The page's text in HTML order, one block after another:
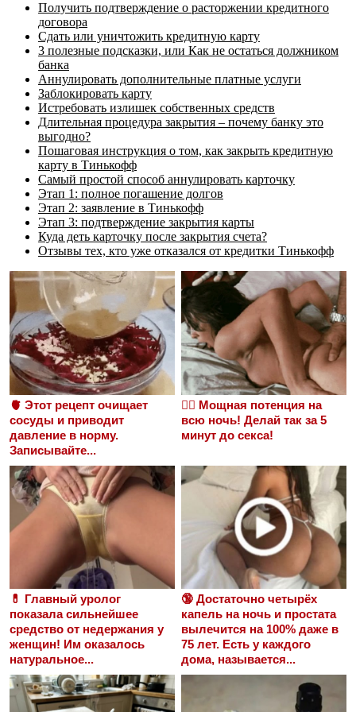
Получить подтверждение о расторжении кредитного
договора
Сдать или уничтожить кредитную карту
3 полезные подсказки, или Как не остаться должником
банка
Аннулировать дополнительные платные услуги
Заблокировать карту
Истребовать излишек собственных средств
Длительная процедура закрытия – почему банку это
выгодно?
Пошаговая инструкция о том, как закрыть кредитную
карту в Тинькофф
Самый простой способ аннулировать карточку
Этап 1: полное погашение долгов
Этап 2: заявление в Тинькофф
Этап 3: подтверждение закрытия карты
Куда деть карточку после закрытия счета?
Отзывы тех, кто уже отказался от кредитки Тинькофф
🫀 Этот рецепт очищает
сосуды и приводит
давление в норму.
Записывайте...
❤️‍🔥 Мощная потенция на
всю ночь! Делай так за 5
минут до секса!
💊 Главный уролог
показала сильнейшее
средство от недержания у
женщин! Им оказалось
натуральное...
🔞 Достаточно четырёх
капель на ночь и простата
вылечится на 100% даже в
75 лет. Есть у каждого
дома, называется...